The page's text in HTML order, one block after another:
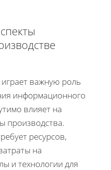
важную роль
информационного
влияет на
производства.
ресурсов,
на
и технологии для